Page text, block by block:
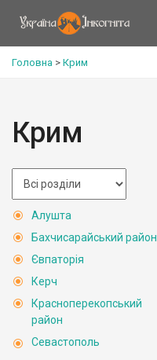
Головна > Крим
Крим
Алушта
Бахчисарайський район
Євпаторія
Керч
Красноперекопський
район
Севастополь